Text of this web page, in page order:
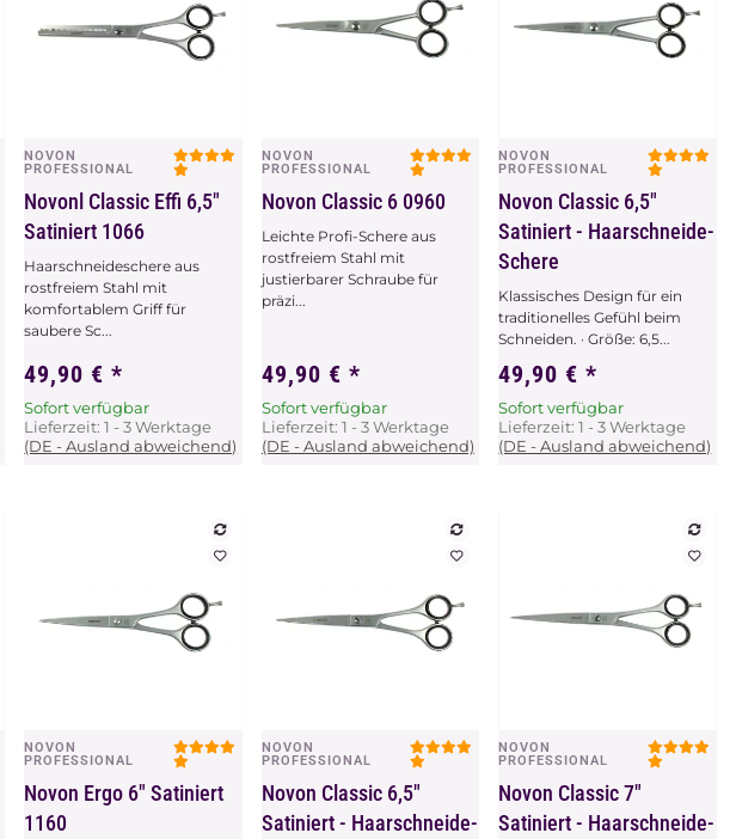
Vorschau
NOVON
PROFESSIONAL
Novonl Classic Effi 6,5"
Satiniert 1066
Haarschneideschere aus
rostfreiem Stahl mit
komfortablem Griff für
saubere Sc...
49,90 €*
Sofort verfügbar
Lieferzeit:1 - 3 Werktage
(DE - Ausland abweichend)
Vorschau
NOVON
PROFESSIONAL
Novon Classic 6 0960
Leichte Profi-Schere aus
rostfreiem Stahl mit
justierbarer Schraube für
präzi...
49,90 € *
Sofort verfügbar
Lieferzeit: 1 - 3 Werktage
(DE - Ausland abweichend)
Vorschau
NOVON
PROFESSIONAL
Novon Classic 6,5"
Satiniert - Haarschneide-
Schere
Klassisches Design für ein
traditionelles Gefühl beim
Schneiden. · Größe: 6,5...
49,90 €*
Sofort verfügbar
Lieferzeit:1 - 3 Werktage
(DE - Ausland abweichend)
Vorschau
NOVON
PROFESSIONAL
Novon Ergo 6" Satiniert
1160
Vorschau
NOVON
PROFESSIONAL
Novon Classic 6,5"
Satiniert - Haarschneide-
Vorschau
NOVON
PROFESSIONAL
Novon Classic 7"
Satiniert - Haarschneide-